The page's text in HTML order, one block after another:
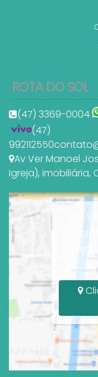
ROTA DO SOL
(47) 3369-0004
(47)
992112550
Av Ver Manoel
Igreja), imobiliária,
Av
SC,